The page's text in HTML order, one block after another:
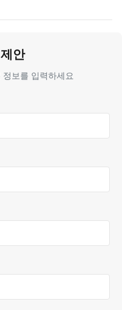
안
보를 입력하세요